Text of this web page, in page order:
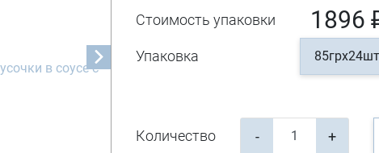
Стоимость упаковки
Упаковка
1896
85грх24шт
Количество - +